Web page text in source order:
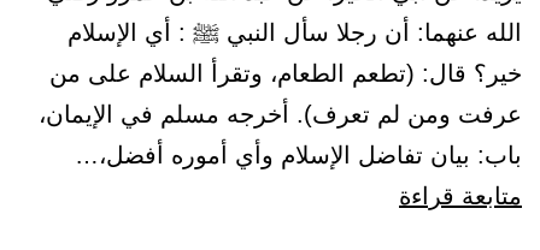
الله عنهما: أن رجلا سأل النبي ﷺ : أي الإسلام
خير؟ قال: (تطعم الطعام، وتقرأ السلام على من
عرفت ومن لم تعرف). أخرجه مسلم في الإيمان،
باب: بيان تفاضل الإسلام وأي أموره أفضل،…
متابعة قراءة